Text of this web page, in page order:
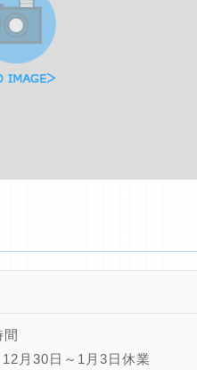
間
月30日～1月3日休業